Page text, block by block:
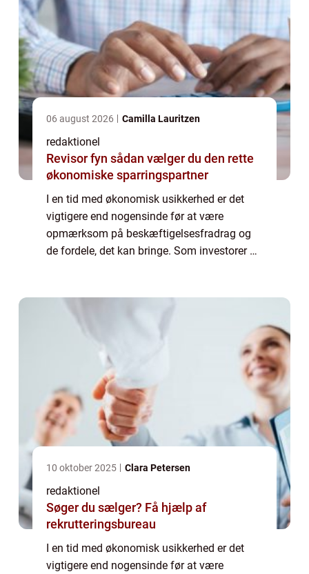
06 august 2026 Camilla Lauritzen
redaktionel
Revisor fyn sådan vælger du den rette
økonomiske sparringspartner
I en tid med økonomisk usikkerhed er det
vigtigere end nogensinde før at være
opmærksom på beskæftigelsesfradrag og
de fordele, det kan bringe. Som investorer og
10 oktober 2025 Clara Petersen
redaktionel
Søger du sælger? Få hjælp af
rekrutteringsbureau
I en tid med økonomisk usikkerhed er det
vigtigere end nogensinde før at være